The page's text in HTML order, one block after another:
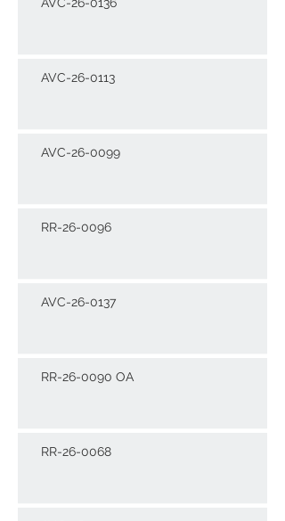
AVC-26-0113
AVC-26-0099
RR-26-0096
AVC-26-0137
RR-26-0090 OA
RR-26-0068